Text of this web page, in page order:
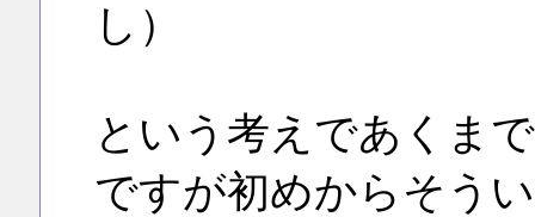
し）
という考えであくま
ですが初めからそう